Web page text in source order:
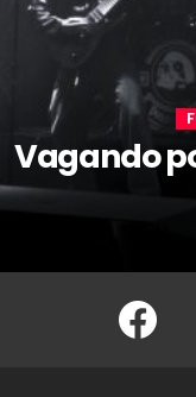
Vagando